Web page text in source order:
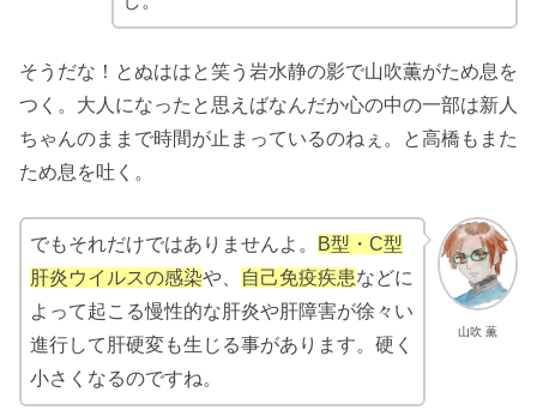
そうだな！とぬははと笑う岩水静の影で山吹薫がため息を
つく。大人になったと思えばなんだか心の中の一部は新人
ちゃんのままで時間が止まっているのねぇ。と高橋もまた
ため息を吐く。
山吹 薫
でもそれだけではありませんよ。
B型・C型
肝炎ウイルスの感染や、 自己免疫疾患などに
よって起こる慢性的な肝炎や肝障害が徐々い
進行して肝硬変も生じる事があります。硬く
小さくなるのですね。